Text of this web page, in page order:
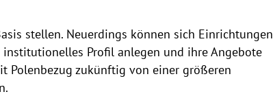
stellen. Neuerdings können sich Einrichtungen
Profil anlegen und ihre Angebote
zukünftig von einer größeren